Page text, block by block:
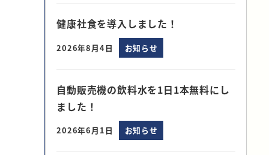
健康社食を導入しました！
2026年8月4日 お知らせ
自動販売機の飲料水を1日1本無料にし
ました！
2026年6月1日 お知らせ